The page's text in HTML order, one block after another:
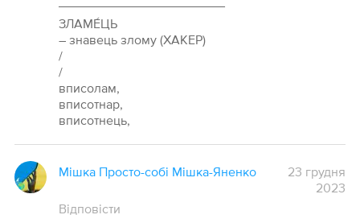
ЗЛАМЕ́ЦЬ
– знавець злому (ХАКЕР)
/
/
вписолам,
вписотнар,
вписотнець,
Мішка Просто-собі Мішка-Яненко
23 грудня
2023
Відповісти